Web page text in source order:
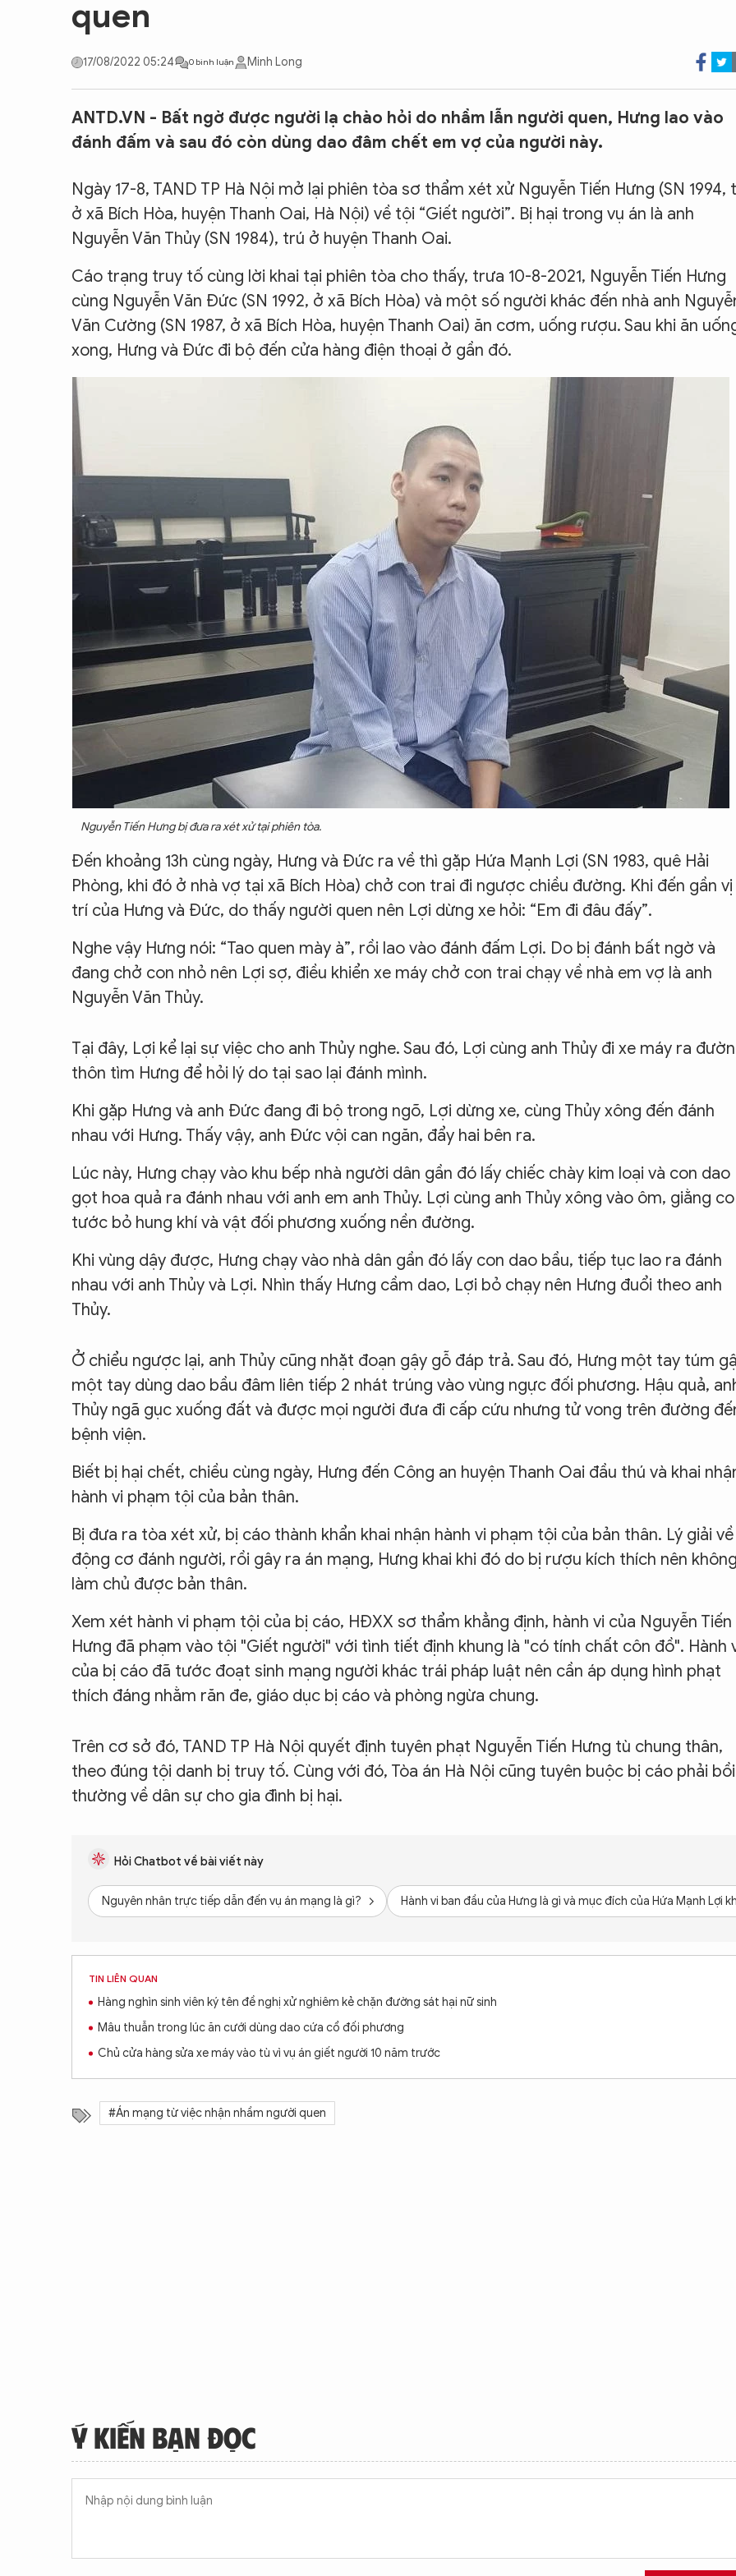
CON ĐƯỜNG KHỞI NGHIỆP
quen
17/08/2022 05:24 0 bình luận Minh Long
ANTD.VN - Bất ngờ được người lạ chào hỏi do nhầm lẫn người quen, Hưng lao vào
đánh đấm và sau đó còn dùng dao đâm chết em vợ của người này.
Ngày 17-8, TAND TP Hà Nội mở lại phiên tòa sơ thẩm xét xử Nguyễn Tiến Hưng (SN 1994,
ở xã Bích Hòa, huyện Thanh Oai, Hà Nội) về tội “Giết người”. Bị hại trong vụ án là anh
Nguyễn Văn Thủy (SN 1984), trú ở huyện Thanh Oai.
Cáo trạng truy tố cùng lời khai tại phiên tòa cho thấy, trưa 10-8-2021, Nguyễn Tiến Hưng
cùng Nguyễn Văn Đức (SN 1992, ở xã Bích Hòa) và một số người khác đến nhà anh
Văn Cường (SN 1987, ở xã Bích Hòa, huyện Thanh Oai) ăn cơm, uống rượu. Sau khi ăn
xong, Hưng và Đức đi bộ đến cửa hàng điện thoại ở gần đó.
Nguyễn Tiến Hưng bị đưa ra xét xử tại phiên tòa.
Đến khoảng 13h cùng ngày, Hưng và Đức ra về thì gặp Hứa Mạnh Lợi (SN 1983, quê Hải
Phòng, khi đó ở nhà vợ tại xã Bích Hòa) chở con trai đi ngược chiều đường. Khi đến gần vị
trí của Hưng và Đức, do thấy người quen nên Lợi dừng xe hỏi: “Em đi đâu đấy”.
Nghe vậy Hưng nói: “Tao quen mày à”, rồi lao vào đánh đấm Lợi. Do bị đánh bất ngờ và
đang chở con nhỏ nên Lợi sợ, điều khiển xe máy chở con trai chạy về nhà em vợ là anh
Nguyễn Văn Thủy.
Tại đây, Lợi kể lại sự việc cho anh Thủy nghe. Sau đó, Lợi cùng anh Thủy đi xe máy ra
thôn tìm Hưng để hỏi lý do tại sao lại đánh mình.
Khi gặp Hưng và anh Đức đang đi bộ trong ngõ, Lợi dừng xe, cùng Thủy xông đến đánh
nhau với Hưng. Thấy vậy, anh Đức vội can ngăn, đẩy hai bên ra.
Lúc này, Hưng chạy vào khu bếp nhà người dân gần đó lấy chiếc chày kim loại và con dao
gọt hoa quả ra đánh nhau với anh em anh Thủy. Lợi cùng anh Thủy xông vào ôm, giằng co
tước bỏ hung khí và vật đối phương xuống nền đường.
Khi vùng dậy được, Hưng chạy vào nhà dân gần đó lấy con dao bầu, tiếp tục lao ra đánh
nhau với anh Thủy và Lợi. Nhìn thấy Hưng cầm dao, Lợi bỏ chạy nên Hưng đuổi theo anh
Thủy.
Ở chiểu ngược lại, anh Thủy cũng nhặt đoạn gậy gỗ đáp trả. Sau đó, Hưng một tay túm
một tay dùng dao bầu đâm liên tiếp 2 nhát trúng vào vùng ngực đối phương. Hậu quả,
Thủy ngã gục xuống đất và được mọi người đưa đi cấp cứu nhưng tử vong trên đường
bệnh viện.
Biết bị hại chết, chiều cùng ngày, Hưng đến Công an huyện Thanh Oai đầu thú và khai
hành vi phạm tội của bản thân.
Bị đưa ra tòa xét xử, bị cáo thành khẩn khai nhận hành vi phạm tội của bản thân. Lý giải về
động cơ đánh người, rồi gây ra án mạng, Hưng khai khi đó do bị rượu kích thích nên không
làm chủ được bản thân.
Xem xét hành vi phạm tội của bị cáo, HĐXX sơ thẩm khẳng định, hành vi của Nguyễn Tiến
Hưng đã phạm vào tội "Giết người" với tình tiết định khung là "có tính chất côn đồ". Hành
của bị cáo đã tước đoạt sinh mạng người khác trái pháp luật nên cần áp dụng hình phạt
thích đáng nhằm răn đe, giáo dục bị cáo và phòng ngừa chung.
Trên cơ sở đó, TAND TP Hà Nội quyết định tuyên phạt Nguyễn Tiến Hưng tù chung thân,
theo đúng tội danh bị truy tố. Cùng với đó, Tòa án Hà Nội cũng tuyên buộc bị cáo phải bồi
thường về dân sự cho gia đình bị hại.
Hỏi Chatbot về bài viết này
Nguyên nhân trực tiếp dẫn đến vụ án mạng là gì? Hành vi ban đầu của Hưng là gì và mục đích của Hứa Mạnh Lợi
TIN LIÊN QUAN
Hàng nghìn sinh viên ký tên đề nghị xử nghiêm kẻ chặn đường sát hại nữ sinh
Mâu thuẫn trong lúc ăn cưới dùng dao cứa cổ đối phương
Chủ cửa hàng sửa xe máy vào tù vì vụ án giết người 10 năm trước
#Án mạng từ việc nhận nhầm người quen
Ý KIẾN BẠN ĐỌC